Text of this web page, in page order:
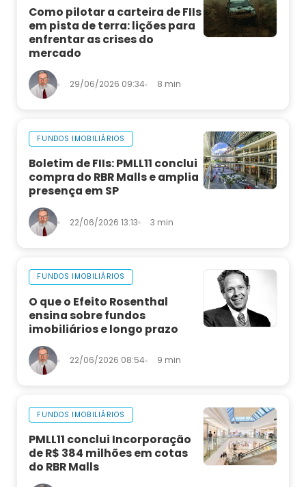
Como pilotar a carteira de FIIs
em pista de terra: lições para
enfrentar as crises do
mercado
29/06/2026 09:34 8 min
FUNDOS IMOBILIÁRIOS
Boletim de FIIs: PMLL11 conclui
compra do RBR Malls e amplia
presença em SP
22/06/2026 13:13 3 min
FUNDOS IMOBILIÁRIOS
O que o Efeito Rosenthal
ensina sobre fundos
imobiliários e longo prazo
22/06/2026 08:54 9 min
FUNDOS IMOBILIÁRIOS
PMLL11 conclui Incorporação
de R$ 384 milhões em cotas
do RBR Malls